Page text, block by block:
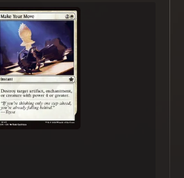
행동을 취해라